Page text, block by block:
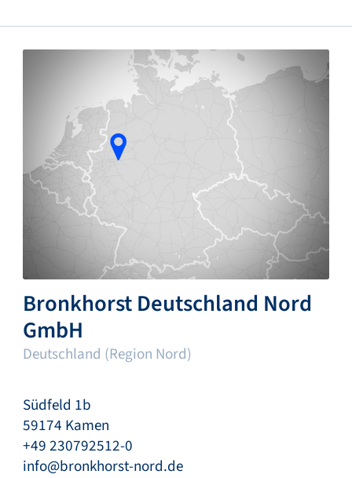
Bronkhorst Deutschland Nord
GmbH
Deutschland (Region Nord)
Südfeld 1b
59174 Kamen
+49 230792512-0
info@bronkhorst-nord.de